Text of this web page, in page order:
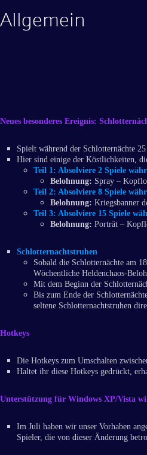
Allgemein
Neues besonderes Ereignis:
Spielt während der Schlotternächte
Hier sind einige der Köstlichkeiten,
Teil 1: Absolviere 2 Spiele
Belohnung: Spray –
Teil 2: Absolviere 8 Spiele
Belohnung: Kriegsbanner
Teil 3: Absolviere 15 Spiele
Belohnung: Porträt –
Schlotternachtstruhen
Sobald die Schlotternächte am
Wöchentliche Heldenchaos-
Mit dem Beginn der
Bis zum Ende der
seltene Schlotternachtstruhen
Hotkeys
Die Hotkeys zum Umschalten
Haltet ihr diese Hotkeys gedrückt,
Unterstützung für Windows XP/Vista
Im Juli haben wir unser Vorhaben
Spieler, die von dieser Änderung